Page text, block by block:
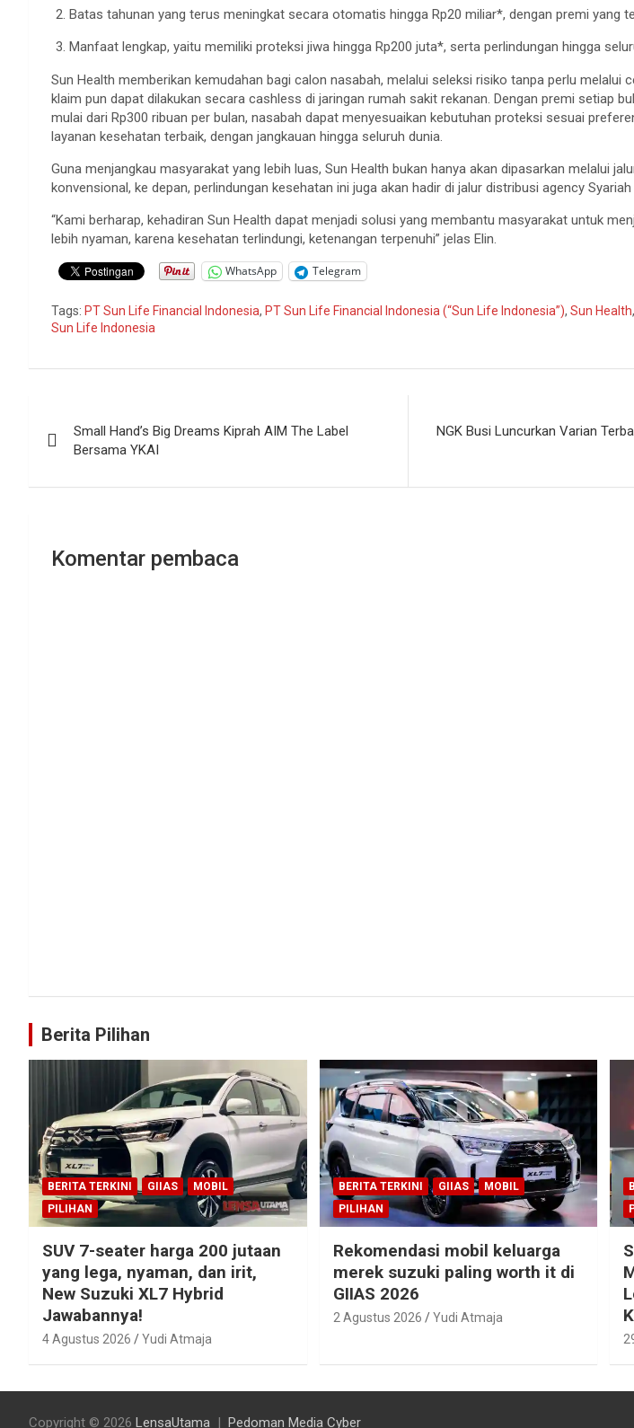
Batas tahunan yang terus meningkat secara otomatis hingga Rp20 miliar*, dengan premi yang
Manfaat lengkap, yaitu memiliki proteksi jiwa hingga Rp200 juta*, serta perlindungan hingga
Sun Health memberikan kemudahan bagi calon nasabah, melalui seleksi risiko tanpa perlu melalui
klaim pun dapat dilakukan secara cashless di jaringan rumah sakit rekanan. Dengan premi setiap
mulai dari Rp300 ribuan per bulan, nasabah dapat menyesuaikan kebutuhan proteksi sesuai
layanan kesehatan terbaik, dengan jangkauan hingga seluruh dunia.
Guna menjangkau masyarakat yang lebih luas, Sun Health bukan hanya akan dipasarkan melalui
konvensional, ke depan, perlindungan kesehatan ini juga akan hadir di jalur distribusi agency
“Kami berharap, kehadiran Sun Health dapat menjadi solusi yang membantu masyarakat untuk
lebih nyaman, karena kesehatan terlindungi, ketenangan terpenuhi” jelas Elin.
WhatsApp Telegram
Tags: PT Sun Life Financial Indonesia, PT Sun Life Financial Indonesia (“Sun Life Indonesia”), Sun Health,
Sun Life Indonesia
pos
Small Hand’s Big Dreams Kiprah AIM The Label
Bersama YKAI
NGK Busi Luncurkan Varian
Komentar pembaca
Berita Pilihan
BERITA TERKINI GIIAS
MOBIL
PILIHAN
SUV 7-seater harga 200 jutaan
yang lega, nyaman, dan irit,
New Suzuki XL7 Hybrid
Jawabannya!
4 Agustus 2026 Yudi Atmaja
BERITA TERKINI GIIAS
MOBIL
PILIHAN
Rekomendasi mobil keluarga
merek suzuki paling worth it di
GIIAS 2026
2 Agustus 2026 Yudi Atmaja
Copyright © 2026 LensaUtama Pedoman Media Cyber